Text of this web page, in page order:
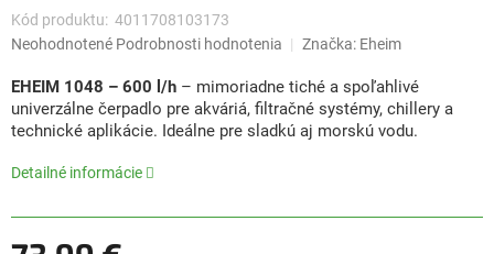
Kód produktu: 4011708103173
Priemerné
produktu
je
0,0
5
Neohodnotené Podrobnosti hodnotenia Značka: Eheim
EHEIM 1048 – 600 l/h – mimoriadne tiché a spoľahlivé
univerzálne čerpadlo pre akváriá, filtračné systémy, chillery a
technické aplikácie. Ideálne pre sladkú aj morskú vodu.
Detailné informácie